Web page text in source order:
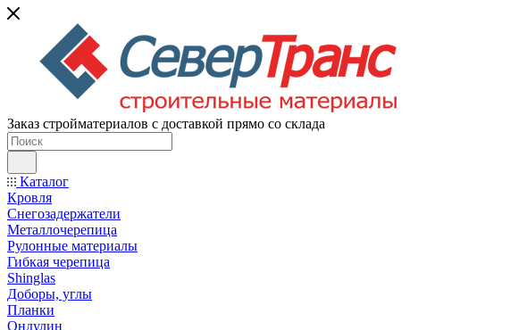
Заказ стройматериалов с доставкой прямо со склада
Каталог
Кровля
Снегозадержатели
Металлочерепица
Рулонные материалы
Гибкая черепица
Shinglas
Доборы, углы
Планки
Ондулин